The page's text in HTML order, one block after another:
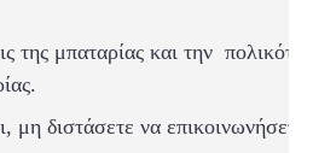
της μπαταρίας και την
μη διστάσετε να